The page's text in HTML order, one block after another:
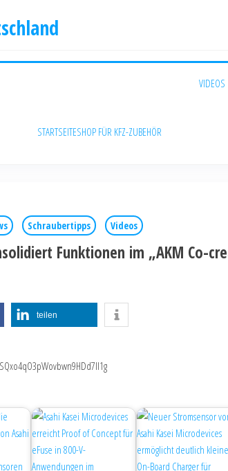
STARTSEITESHOP FÜR KFZ-ZUBEHÖR
VIDEOS
Schraubertipps Videos
Funktionen im „AKM Co-
teilen